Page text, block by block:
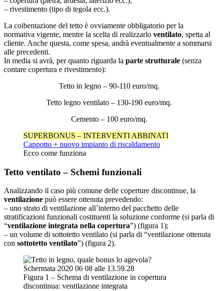
– rivestimento (tipo di tegola ecc.).
La coibentazione del tetto è ovviamente obbligatorio per la
normativa vigente, mentre la scelta di realizzarlo ventilato, spetta al
cliente. Anche questa, come spesa, andrà eventualmente a sommarsi
alle precedenti.
In media si avrà, per quanto riguarda la parte strutturale (senza
contare copertura e rivestimento):
Tetto in legno – 90-110 euro/mq.
Tetto legno ventilato – 130-190 euro/mq.
Cemento – 100 euro/mq.
SUPERBONUS – INTERVENTI ABBINATI
Cappotto + nuovo impianto di riscaldamento
Ecco come funziona
Tetto ventilato – Schemi funzionali
Analizzando il caso più comune delle coperture discontinue, la
ventilazione può essere ottenuta prevedendo:
– uno strato di ventilazione all’interno del pacchetto delle
stratificazioni funzionali costituenti la soluzione conforme (si parla di
“ventilazione integrata nella copertura”) (figura 1);
– un volume di sottotetto ventilato (si parla di “ventilazione ottenuta
con sottotetto ventilato”) (figura 2).
Figura 1 – Schema di ventilazione in copertura
discontinua: ventilazione integrata